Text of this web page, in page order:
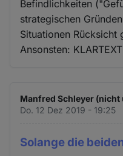
Befindlichkeiten
strategischen
Situationen Rücksicht
Ansonsten:
Manfred Schleyer
Do. 12 Dez 2019 - 19:25
Solange die